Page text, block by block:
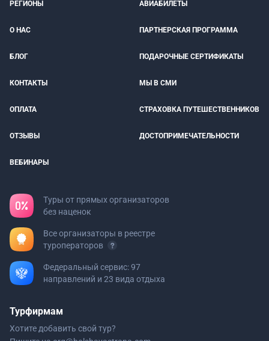
РЕГИОНЫ АВИАБИЛЕТЫ
О НАС ПАРТНЕРСКАЯ ПРОГРАММА
БЛОГ ПОДАРОЧНЫЕ СЕРТИФИКАТЫ
КОНТАКТЫ МЫ В СМИ
ОПЛАТА СТРАХОВКА ПУТЕШЕСТВЕННИКОВ
ОТЗЫВЫ ДОСТОПРИМЕЧАТЕЛЬНОСТИ
ВЕБИНАРЫ
Туры от прямых организаторов
без наценок
Все организаторы в реестре
туроператоров
Федеральный сервис: 97
направлений и 23 вида отдыха
Турфирмам
Хотите добавить свой тур?